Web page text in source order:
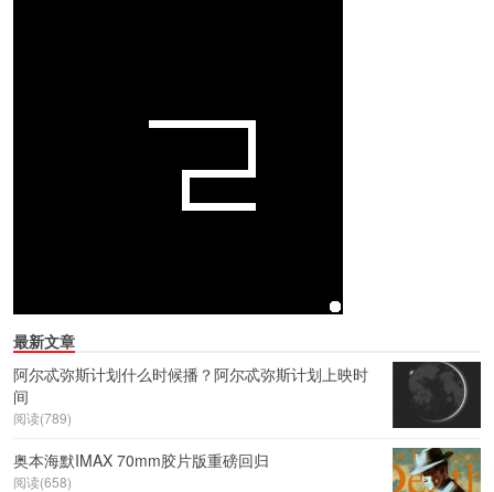
最新文章
阿尔忒弥斯计划什么时候播？阿尔忒弥斯计划上映时
间
阅读(789)
奥本海默IMAX 70mm胶片版重磅回归
阅读(658)